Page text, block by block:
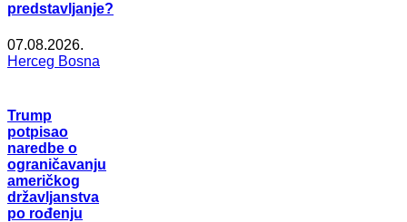
predstavljanje?
07.08.2026.
Herceg Bosna
Trump
potpisao
naredbe o
ograničavanju
američkog
državljanstva
po rođenju